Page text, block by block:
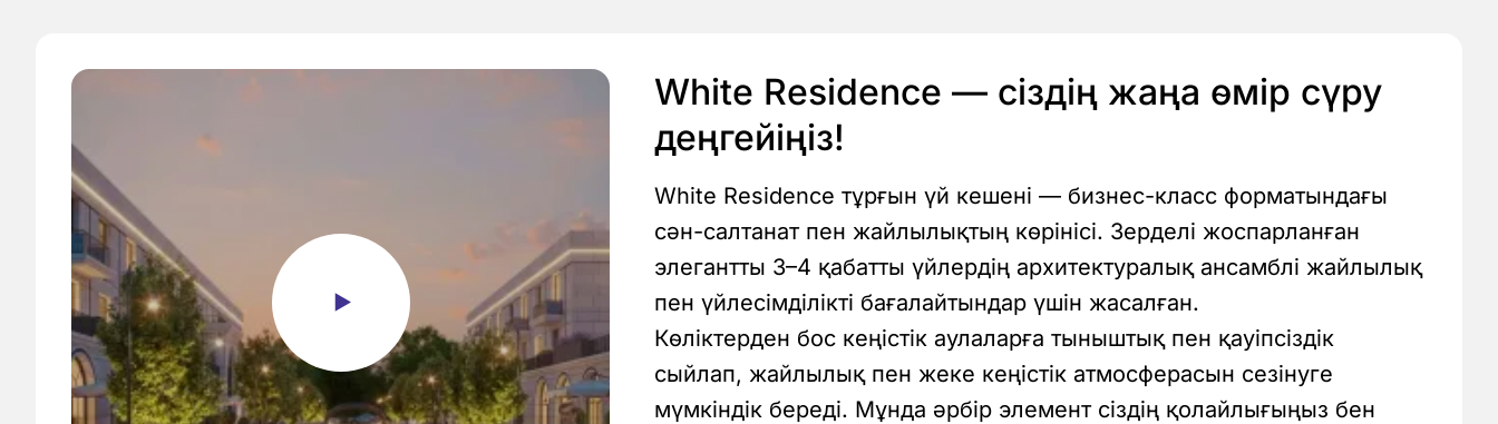
White Residence — сіздің жаңа өмір сүру
деңгейіңіз!
White Residence тұрғын үй кешені — бизнес-класс форматындағы
сән-салтанат пен жайлылықтың көрінісі. Зерделі жоспарланған
элегантты 3–4 қабатты үйлердің архитектуралық ансамблі жайлылық
пен үйлесімділікті бағалайтындар үшін жасалған.
Көліктерден бос кеңістік аулаларға тыныштық пен қауіпсіздік
сыйлап, жайлылық пен жеке кеңістік атмосферасын сезінуге
мүмкіндік береді. Мұнда әрбір элемент сіздің қолайлығыңыз бен